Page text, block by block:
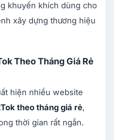
khuyến khích dùng cho
xây dựng thương hiệu
Theo Tháng Giá Rẻ
hiện nhiều website
theo tháng giá rẻ,
thời gian rất ngắn.